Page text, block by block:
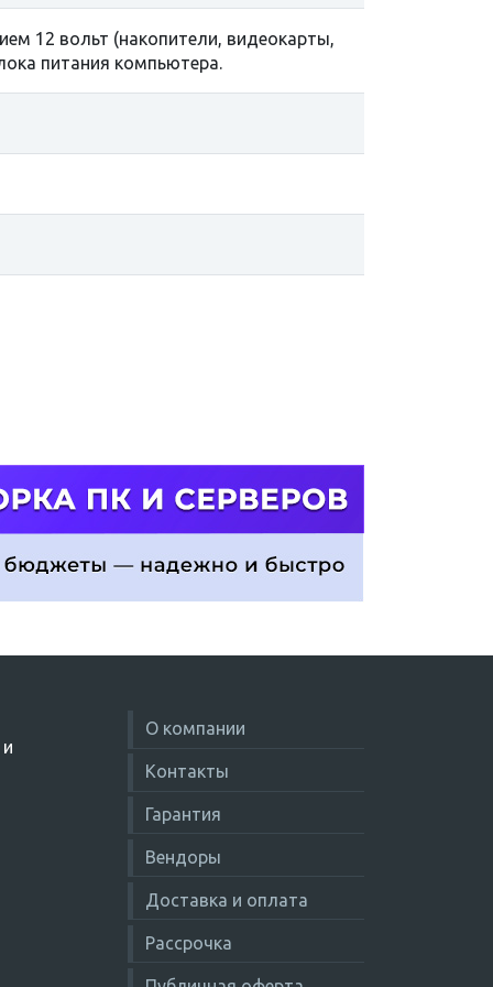
12 вольт (накопители, видеокарты,
питания компьютера.
О компании
Контакты
Гарантия
Вендоры
Доставка и оплата
Рассрочка